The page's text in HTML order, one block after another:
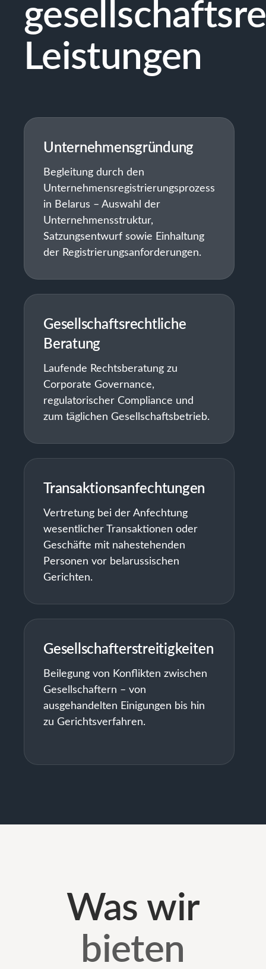
Leistungen
Unternehmensgründung
Begleitung durch den
Unternehmensregistrierungsprozess
in Belarus – Auswahl der
Unternehmensstruktur,
Satzungsentwurf sowie Einhaltung
der Registrierungsanforderungen.
Gesellschaftsrechtliche
Beratung
Laufende Rechtsberatung zu
Corporate Governance,
regulatorischer Compliance und
zum täglichen Gesellschaftsbetrieb.
Transaktionsanfechtungen
Vertretung bei der Anfechtung
wesentlicher Transaktionen oder
Geschäfte mit nahestehenden
Personen vor belarussischen
Gerichten.
Gesellschafterstreitigkeiten
Beilegung von Konflikten zwischen
Gesellschaftern – von
ausgehandelten Einigungen bis hin
zu Gerichtsverfahren.
Was wir
bieten